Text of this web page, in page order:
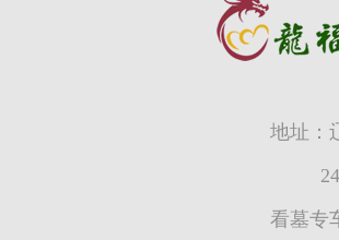
地址：
看墓专